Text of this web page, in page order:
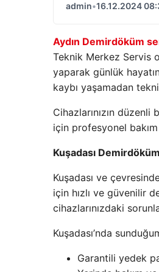
admin•16.12.2024
Aydın Demirdöküm
Teknik Merkez Servis
yaparak günlük
kaybı yaşamadan
Cihazlarınızın
için profesyonel
Kuşadası
Kuşadası ve
için hızlı ve güvenilir
cihazlarınızdaki
Kuşadası’nda
Garantili yedek